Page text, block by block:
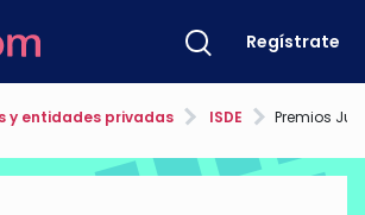
Regístrate
y entidades privadas ISDE Premios Jurídicos